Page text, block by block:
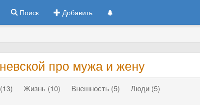
Поиск Добавить
про мужа и жену
Жизнь (10) Внешность (5)
Люди (5)